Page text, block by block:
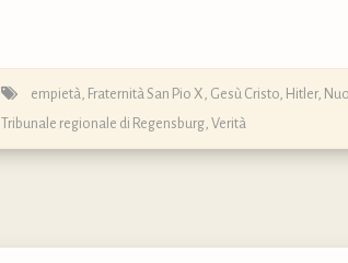
empietà Fraternità San Pio X Gesù Cristo Hitler,
Tribunale regionale di Regensburg Verità